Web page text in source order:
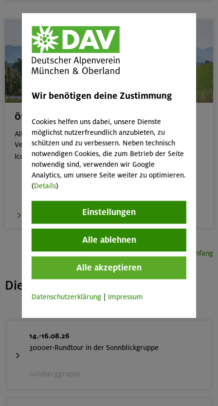
Öffentliche Anreise
Alle Veranstaltungen, die gut mit öffentlichen
Verkehrsmitteln erreichbar sind, erkennst du an dem
Icon: 
Seitenanfang
Die nächsten freien Plätze
14.-16.08.26
3000er-Rundtour in der Sonnblickgruppe
Goldberggruppe
Wir benötigen deine Zustimmung
Cookies helfen uns dabei, unsere Dienste
möglichst nutzerfreundlich anzubieten, zu
schützen und zu verbessern. Neben technisch
notwendigen Cookies, die zum Betrieb der Seite
notwendig sind, verwenden wir Google
Analytics, um unsere Seite weiter zu optimieren.
(Details)
Einstellungen
Alle ablehnen
Alle akzeptieren
Datenschutzerklärung Impressum